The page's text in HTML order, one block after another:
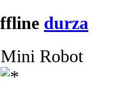
durza
Mini Robot